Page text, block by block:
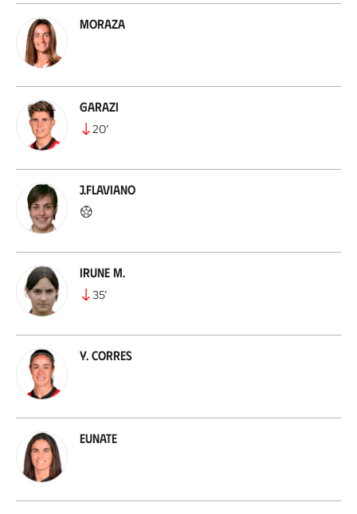
Moraza
Garazi
20’
J.Flaviano
Irune M.
35’
Y. Corres
Eunate